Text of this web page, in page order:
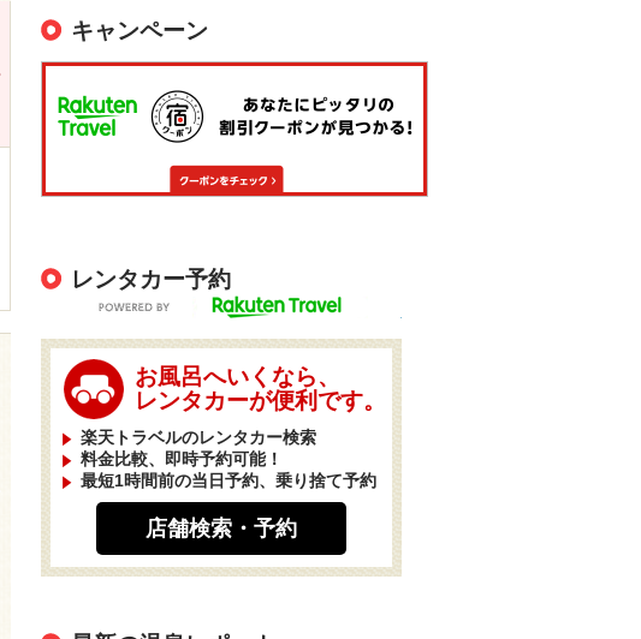
キャンペーン
レンタカー予約
お風呂へいくなら、
レンタカーが便利です。
楽天トラベルのレンタカー検索
料金比較、即時予約可能！
最短1時間前の当日予約、乗り捨て予約
店舗検索・予約